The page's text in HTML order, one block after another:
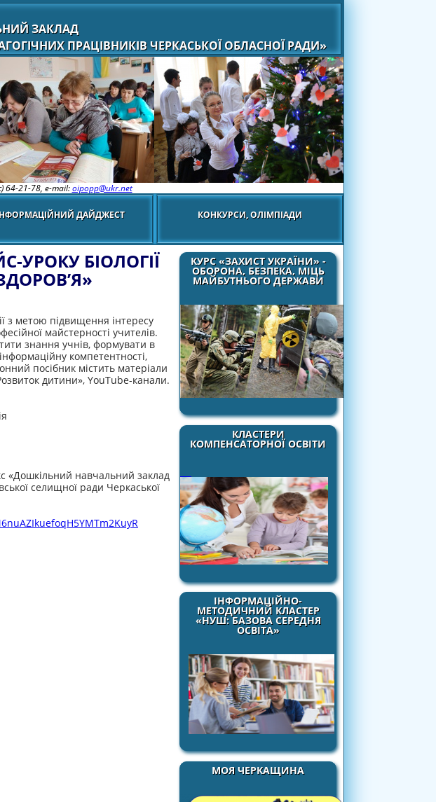
ЗАКЛАД
ПРАЦІВНИКІВ ЧЕРКАСЬКОЇ ОБЛАСНОЇ РАДИ»
64-21-78, e-mail:oipopp@ukr.net
ДАЙДЖЕСТ КОНКУРСИ, ОЛІМПІАДИ
КУРС «ЗАХИСТ УКРАЇНИ» -
ОБОРОНА, БЕЗПЕКА, МІЦЬ
МАЙБУТНЬОГО ДЕРЖАВИ
КЛАСТЕРИ
КОМПЕНСАТОРНОЇ ОСВІТИ
ІНФОРМАЦІЙНО-
МЕТОДИЧНИЙ КЛАСТЕР
«НУШ: БАЗОВА СЕРЕДНЯ
ОСВІТА»
МОЯ ЧЕРКАЩИНА
УРОКУ БІОЛОГІЇ
з метою підвищення інтересу
майстерності учителів.
знання учнів, формувати в
компетентності,
посібник містить матеріали
дитини», YouTube-канали.
«Дошкільний навчальний заклад
селищної ради Черкаської